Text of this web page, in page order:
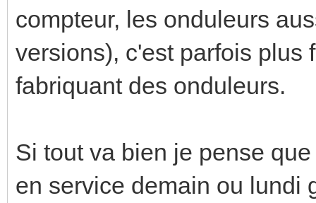
compteur, les onduleurs
versions), c'est parfois plus
fabriquant des onduleurs.
Si tout va bien je pense
en service demain ou lundi